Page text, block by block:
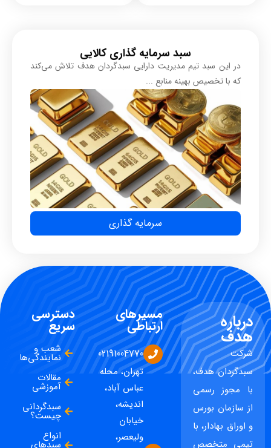
سبد سرمایه گذاری کالایی
در این سبد تیم مدیریت دارایی سبدگردان هدف تلاش می‌کند
که با تخصیص بهینه منابع ...
سرمایه گذاری
درباره
هدف
شرکت
سبدگردان هدف،
با مجوز رسمی
از سازمان بورس
و اوراق بهادار، با
تیمی متخصص
مسیرهای
ارتباطی
02191004770
تهران، محله
عباس آباد،
اندیشه،
خیابان
ولیعصر،
دسترسی
سریع
شعب و
نمایندگی‌ها
مقالات
آموزشی
سبدگردانی
چیست؟
انواع
سبدهای